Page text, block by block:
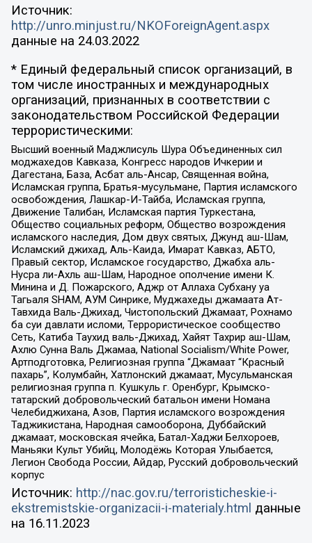
Источник:
http://unro.minjust.ru/NKOForeignAgent.aspx
данные на 24.03.2022
* Единый федеральный список организаций, в
том числе иностранных и международных
организаций, признанных в соответствии с
законодательством Российской Федерации
террористическими:
Высший военный Маджлисуль Шура Объединенных сил
моджахедов Кавказа, Конгресс народов Ичкерии и
Дагестана, База, Асбат аль-Ансар, Священная война,
Исламская группа, Братья-мусульмане, Партия исламского
освобождения, Лашкар-И-Тайба, Исламская группа,
Движение Талибан, Исламская партия Туркестана,
Общество социальных реформ, Общество возрождения
исламского наследия, Дом двух святых, Джунд аш-Шам,
Исламский джихад, Аль-Каида, Имарат Кавказ, АБТО,
Правый сектор, Исламское государство, Джабха аль-
Нусра ли-Ахль аш-Шам, Народное ополчение имени К.
Минина и Д. Пожарского, Аджр от Аллаха Субхану уа
Тагьаля SHAM, АУМ Синрике, Муджахеды джамаата Ат-
Тавхида Валь-Джихад, Чистопольский Джамаат, Рохнамо
ба суи давлати исломи, Террористическое сообщество
Сеть, Катиба Таухид валь-Джихад, Хайят Тахрир аш-Шам,
Ахлю Сунна Валь Джамаа, National Socialism/White Power,
Артподготовка, Религиозная группа “Джамаат “Красный
пахарь”, Колумбайн, Хатлонский джамаат, Мусульманская
религиозная группа п. Кушкуль г. Оренбург, Крымско-
татарский добровольческий батальон имени Номана
Челебиджихана, Азов, Партия исламского возрождения
Таджикистана, Народная самооборона, Дуббайский
джамаат, московская ячейка, Батал-Хаджи Белхороев,
Маньяки Культ Убийц, Молодёжь Которая Улыбается,
Легион Свобода России, Айдар, Русский добровольческий
корпус
Источник: http://nac.gov.ru/terroristicheskie-i-
ekstremistskie-organizacii-i-materialy.html данные
на 16.11.2023